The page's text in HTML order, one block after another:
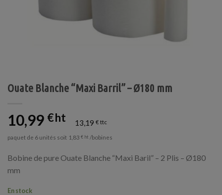
Ouate Blanche “Maxi Barril” – Ø180 mm
10,99 € 13,19 €
paquet de 6 unités soit 1,83 € /bobines
Bobine de pure Ouate Blanche “Maxi Baril” – 2 Plis – Ø180
mm
En stock